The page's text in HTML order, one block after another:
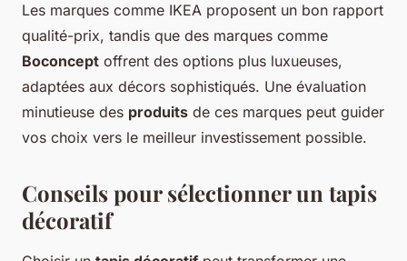
Les marques comme IKEA proposent un bon rapport
qualité-prix, tandis que des marques comme
Boconcept offrent des options plus luxueuses,
adaptées aux décors sophistiqués. Une évaluation
minutieuse des produits de ces marques peut guider
vos choix vers le meilleur investissement possible.
Conseils pour sélectionner un tapis
décoratif